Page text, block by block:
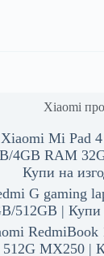
Xiaomi
Xiaomi Mi Pad
4GB RAM
Купи на
G gaming
512GB | Купи
RedmiBook
512G MX250 |